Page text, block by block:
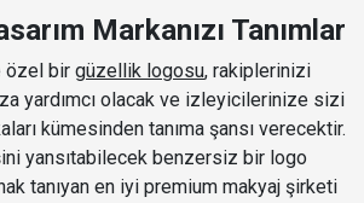
Markanızı Tanımlar
özel bir güzellik logosu, rakiplerinizi
yardımcı olacak ve izleyicilerinize sizi
kümesinden tanıma şansı verecektir.
yansıtabilecek benzersiz bir logo
tanıyan en iyi premium makyaj şirketi